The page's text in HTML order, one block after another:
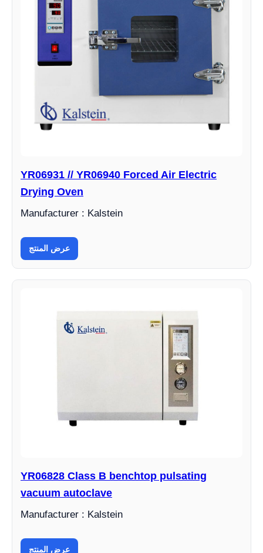
YR06931 // YR06940 Forced Air Electric
Drying Oven
Manufacturer : Kalstein
عرض المنتج
YR06828 Class B benchtop pulsating
vacuum autoclave
Manufacturer : Kalstein
عرض المنتج